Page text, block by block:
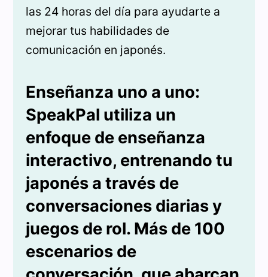
las 24 horas del día para ayudarte a
mejorar tus habilidades de
comunicación en japonés.
Enseñanza uno a uno:
SpeakPal utiliza un
enfoque de enseñanza
interactivo, entrenando tu
japonés a través de
conversaciones diarias y
juegos de rol. Más de 100
escenarios de